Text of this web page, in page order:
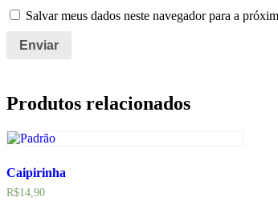
Salvar meus dados neste navegador para a
Produtos relacionados
Caipirinha
R$14,90